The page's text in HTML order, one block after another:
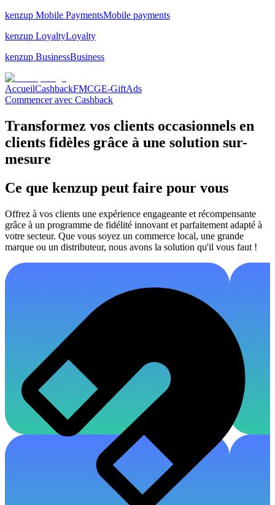
kenzup Mobile PaymentsMobile payments
kenzup LoyaltyLoyalty
kenzup BusinessBusiness
AccueilCashbackFMCGE-GiftAds
Commencer avec Cashback
Transformez vos clients occasionnels en
clients fidèles grâce à une solution sur-
mesure
Ce que kenzup peut faire pour vous
Offrez à vos clients une expérience engageante et récompensante
grâce à un programme de fidélité innovant et parfaitement adapté à
votre secteur. Que vous soyez un commerce local, une grande
marque ou un distributeur, nous avons la solution qu'il vous faut !